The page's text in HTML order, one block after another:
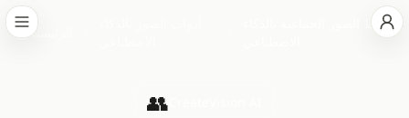
الرئيسية
خلاط الصور الجماعية بالذكاء
👥